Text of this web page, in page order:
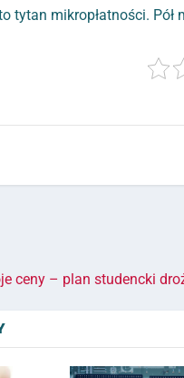
tytan mikropłatności. Pół
ceny – plan studencki